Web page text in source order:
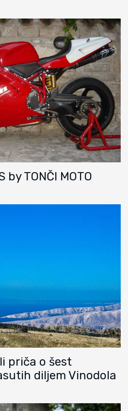
by TONČI MOTO
priča o šest
diljem Vinodola